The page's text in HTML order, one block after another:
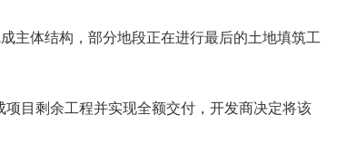
主体结构，部分地段正在进行最后的土地填筑工
目剩余工程并实现全额交付，开发商决定将该